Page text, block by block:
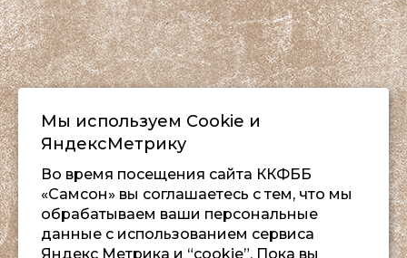
Мы используем Сookie и
ЯндексМетрику
Во время посещения сайта ККФББ
«Самсон» вы соглашаетесь с тем, что мы
обрабатываем ваши персональные
данные с использованием сервиса
Яндекс Метрика и “cookie”. Пока вы